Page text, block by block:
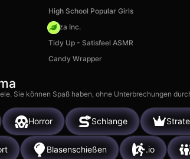
High School Popular Girls
Pizza Inc.
Tidy Up - Satisfeel ASMR
Candy Wrapper
Sie können Spaß haben, ohne Unterbrechungen
Horror Schlange
Blasenschießen .io